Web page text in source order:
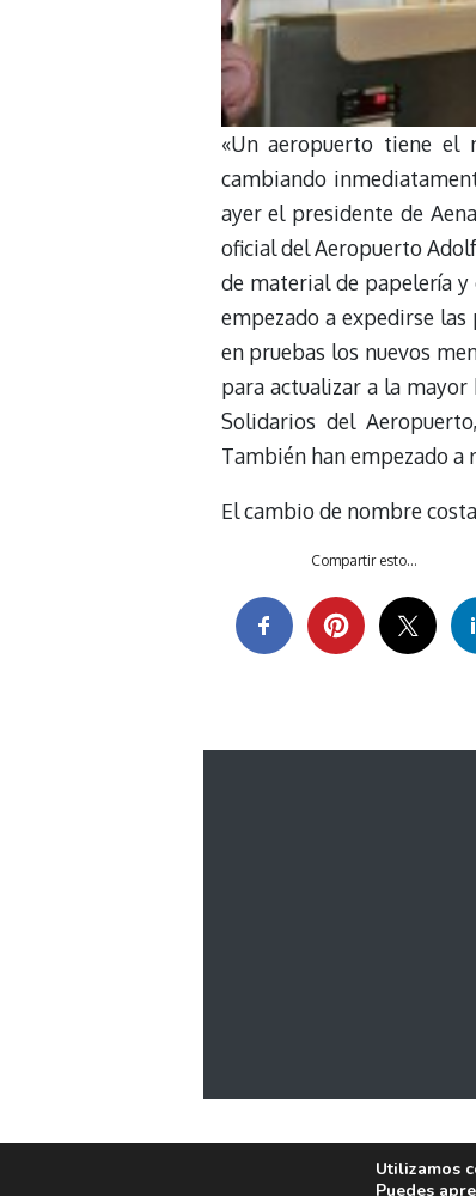
«Un aeropuerto tiene el
cambiando
ayer el presidente de
oficial del Aeropuerto
de material de papelería
empezado a expedirse
en pruebas los nuevos
para actualizar a la
Solidarios del
También han empezado a
El cambio de nombre
Compartir esto...
Utilizamos
Puedes